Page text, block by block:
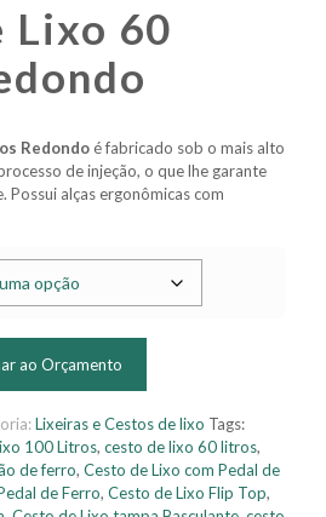
Lixo 60
Redondoé fabricado sob o mais alto
de injeção, o que lhe garante
Possui alças ergonômicas com
ao Orçamento
Lixeiras e Cestos de lixo Tags:
100 Litros, cesto de lixo 60 litros,
de ferro, Cesto de Lixo com Pedal de
de Ferro, Cesto de Lixo Flip Top,